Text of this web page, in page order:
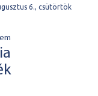
6., csütörtök